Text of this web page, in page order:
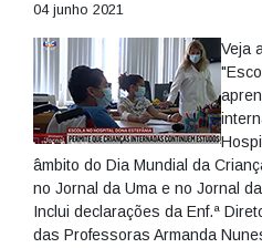
04 junho 2021
Veja
âmbito do Dia Mundial da
no Jornal da Uma e no Jornal
Inclui declarações da Enf.ª
das Professoras Armanda